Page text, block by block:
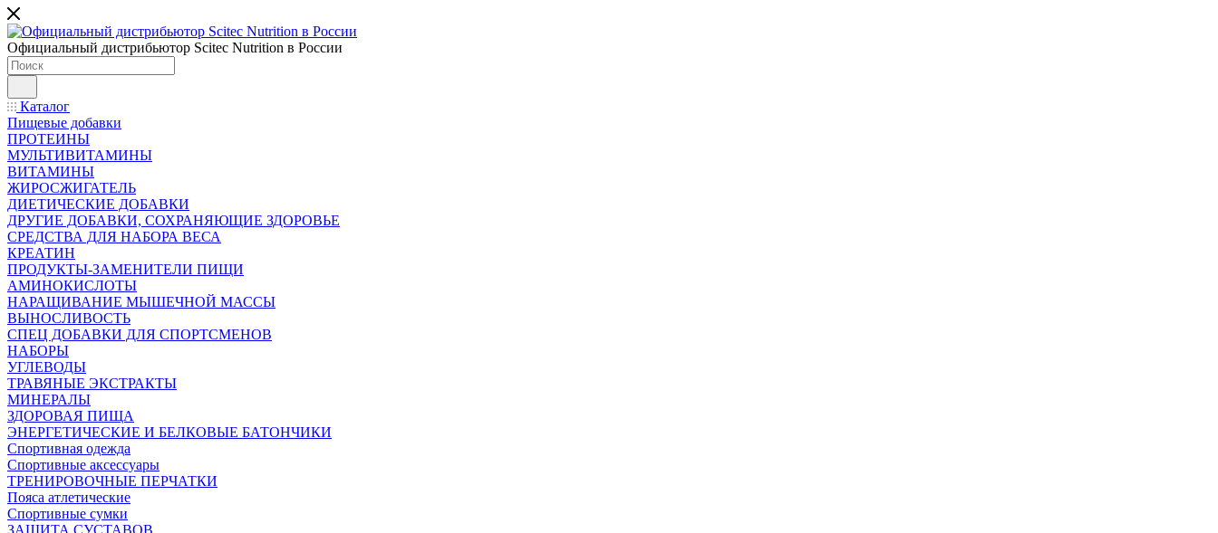
Официальный дистрибьютор Scitec Nutrition в России
Каталог
Пищевые добавки
ПРОТЕИНЫ
МУЛЬТИВИТАМИНЫ
ВИТАМИНЫ
ЖИРОСЖИГАТЕЛЬ
ДИЕТИЧЕСКИЕ ДОБАВКИ
ДРУГИЕ ДОБАВКИ, СОХРАНЯЮЩИЕ ЗДОРОВЬЕ
СРЕДСТВА ДЛЯ НАБОРА ВЕСА
КРЕАТИН
ПРОДУКТЫ-ЗАМЕНИТЕЛИ ПИЩИ
АМИНОКИСЛОТЫ
НАРАЩИВАНИЕ МЫШЕЧНОЙ МАССЫ
ВЫНОСЛИВОСТЬ
СПЕЦ ДОБАВКИ ДЛЯ СПОРТСМЕНОВ
НАБОРЫ
УГЛЕВОДЫ
ТРАВЯНЫЕ ЭКСТРАКТЫ
МИНЕРАЛЫ
ЗДОРОВАЯ ПИЩА
ЭНЕРГЕТИЧЕСКИЕ И БЕЛКОВЫЕ БАТОНЧИКИ
Спортивная одежда
Спортивные аксессуары
ТРЕНИРОВОЧНЫЕ ПЕРЧАТКИ
Пояса атлетические
Спортивные сумки
ЗАЩИТА СУСТАВОВ